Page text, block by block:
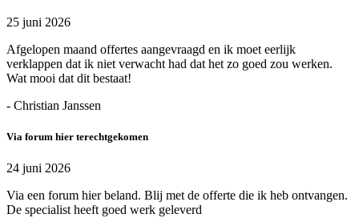
25 juni 2026
Afgelopen maand offertes aangevraagd en ik moet eerlijk
verklappen dat ik niet verwacht had dat het zo goed zou werken.
Wat mooi dat dit bestaat!
- Christian Janssen
Via forum hier terechtgekomen
24 juni 2026
Via een forum hier beland. Blij met de offerte die ik heb ontvangen.
De specialist heeft goed werk geleverd